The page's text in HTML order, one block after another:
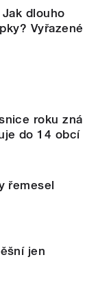
dlouho
Vyřazené
roku zná
do 14 obcí
řemesel
jen